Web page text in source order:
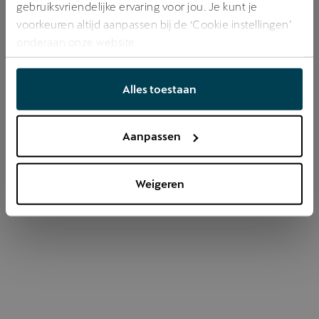
gebruiksvriendelijke ervaring voor jou. Je kunt je
voorkeuren altijd aanpassen bij de ‘Cookie instellingen’
onderaan onze website.
Alles toestaan
Aanpassen
Weigeren
Refresh